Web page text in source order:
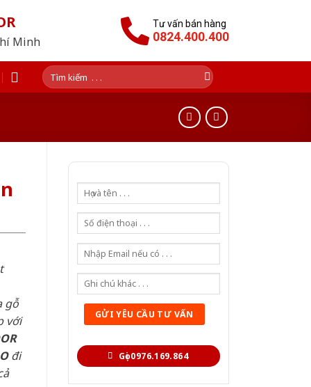
Minh
Tư vấn bán hàng
0824.400.400
Tìm
kiếm:
Gọi 0976.169.864
gỗ
với
đi